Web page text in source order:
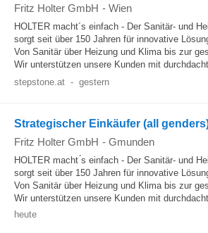
Fritz Holter GmbH - Wien
HOLTER macht´s einfach - Der Sanitär- und
sorgt seit über 150 Jahren für innovative
Von Sanitär über Heizung und Klima bis zur
Wir unterstützen unsere Kunden mit
stepstone.at - gestern
Strategischer Einkäufer (all
Fritz Holter GmbH - Gmunden
HOLTER macht ́s einfach - Der Sanitär- und
sorgt seit über 150 Jahren für innovative
Von Sanitär über Heizung und Klima bis zur
Wir unterstützen unsere Kunden mit
heute